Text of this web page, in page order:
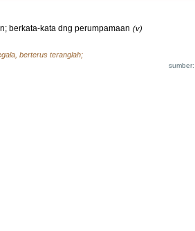
berkata-kata dng perumpamaan (v)
berterus teranglah;